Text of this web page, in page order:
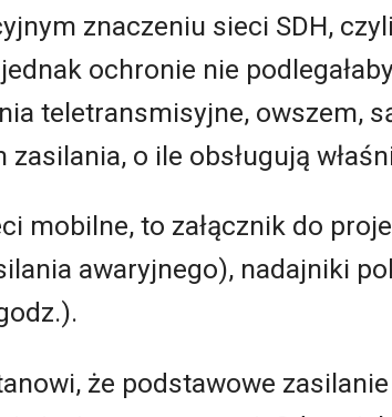
znaczeniu sieci SDH,
ochronie nie
teletransmisyjne, owszem,
zasilania, o ile obsługują
mobilne, to załącznik do
awaryjnego), nadajniki
że podstawowe